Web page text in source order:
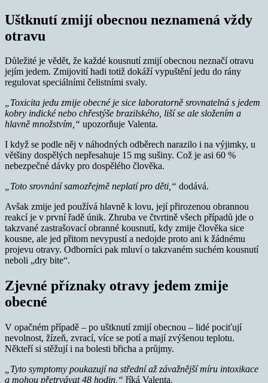
Uštknutí zmijí obecnou neznamená vždy
otravu
Důležité je vědět, že každé kousnutí zmijí obecnou neznačí otravu
jejím jedem. Zmijovití hadi totiž dokáží vypuštění jedu do rány
regulovat speciálními čelistními svaly.
„Toxicita jedu zmije obecné je sice laboratorně srovnatelná s jedem
kobry indické nebo chřestýše brazilského, liší se ale složením a
hlavně množstvím,“ upozorňuje Valenta.
I když se podle něj v náhodných odběrech narazilo i na výjimky, u
většiny dospělých nepřesahuje 15 mg sušiny. Což je asi 60 %
nebezpečné dávky pro dospělého člověka.
„Toto srovnání samozřejmě neplatí pro děti,“ dodává.
Avšak zmije jed používá hlavně k lovu, její přirozenou obrannou
reakcí je v první řadě únik. Zhruba ve čtvrtině všech případů jde o
takzvané zastrašovací obranné kousnutí, kdy zmije člověka sice
kousne, ale jed přitom nevypustí a nedojde proto ani k žádnému
projevu otravy. Odborníci pak mluví o takzvaném suchém kousnutí
neboli „dry bite“.
Zjevné příznaky otravy jedem zmije
obecné
V opačném případě – po uštknutí zmijí obecnou – lidé pociťují
nevolnost, žízeň, zvrací, více se potí a mají zvýšenou teplotu.
Někteří si stěžují i na bolesti břicha a průjmy.
„Tyto symptomy poukazují na střední až závažnější míru intoxikace
a mohou přetrvávat 48 hodin,“ říká Valenta.